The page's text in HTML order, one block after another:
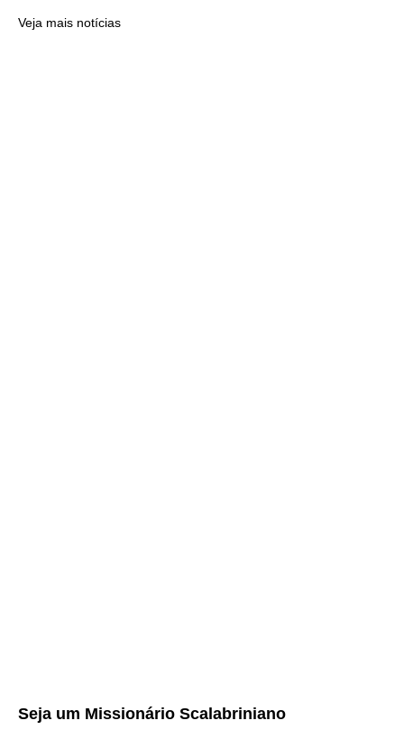
Veja mais notícias
Seja um Missionário Scalabriniano